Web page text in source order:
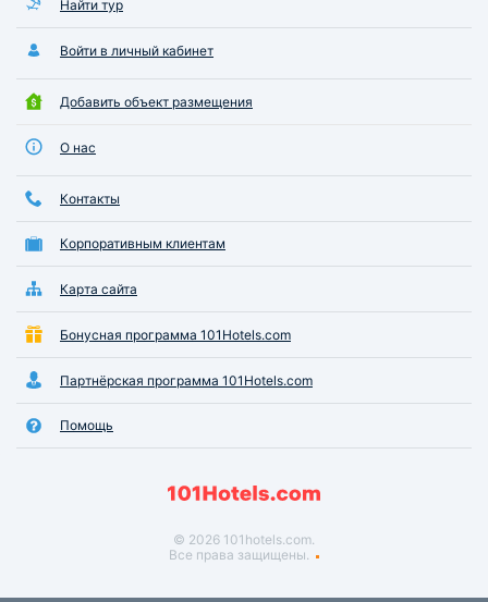
Найти тур
Войти в личный кабинет
Добавить объект размещения
О нас
Контакты
Корпоративным клиентам
Карта сайта
Бонусная программа 101Hotels.com
Партнёрская программа 101Hotels.com
Помощь
© 2026 101hotels.com.
Все права защищены.